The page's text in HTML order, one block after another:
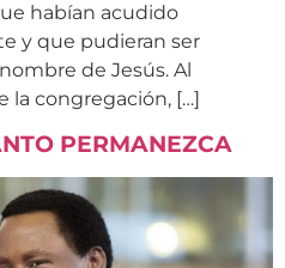
habían acudido
y que pudieran ser
de Jesús. Al
la congregación, […]
PERMANEZCA